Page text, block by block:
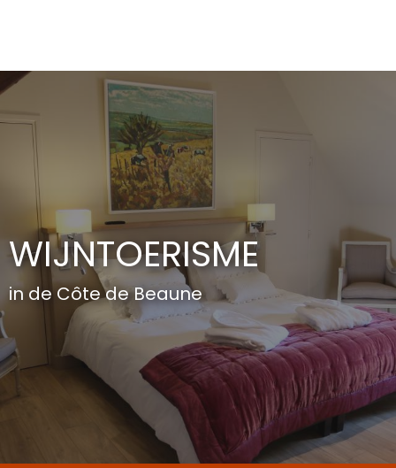
WIJNTOERISME
in de Côte de Beaune